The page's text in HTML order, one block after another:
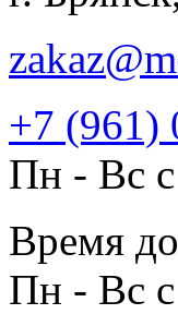
+7 (961)
Пн - Вс
Время
Пн - Вс